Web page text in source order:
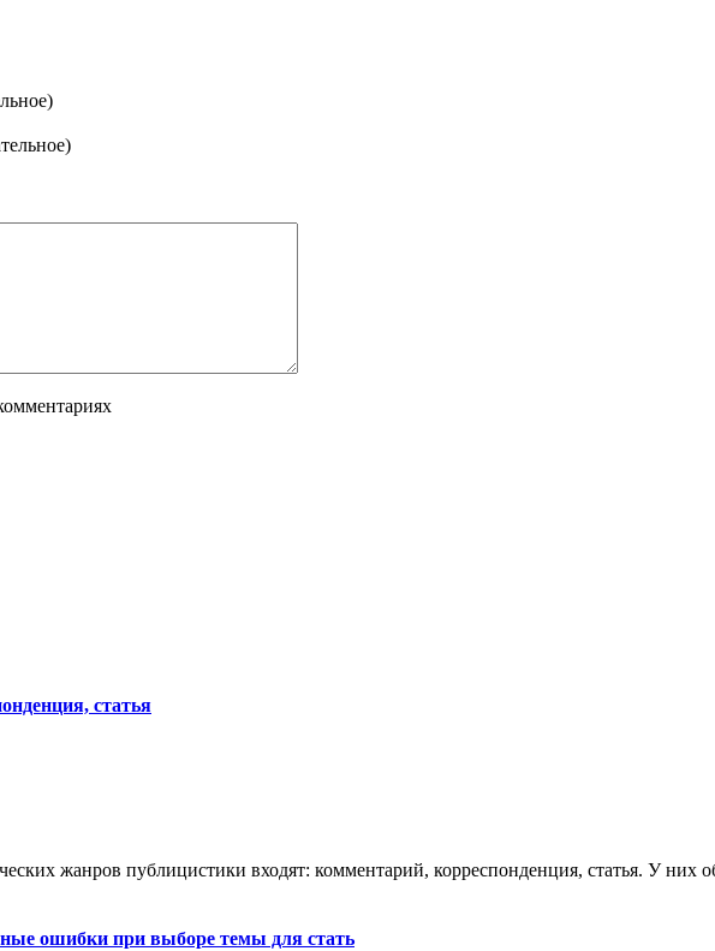
статья
жанров публицистики входят: комментарий, корреспонденция, статья. У них
ошибки при выборе темы для стать